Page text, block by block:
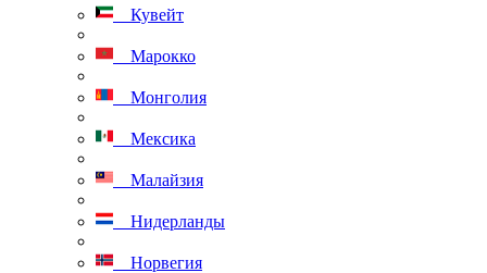
Кувейт
Марокко
Монголия
Мексика
Малайзия
Нидерланды
Норвегия